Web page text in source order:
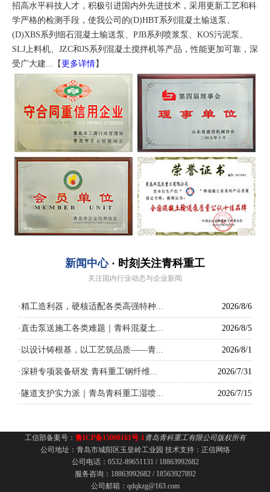
招高水平科技人才，积极引进国内外先进技术，采用更新工艺和科
学严格的检测手段，使我公司的(D)HBT系列混凝土输送泵、
(D)XBS系列细石混凝土输送泵、PJB系列喷浆泵、KOS污泥泵、
SLJ上料机、JZC和JS系列混凝土搅拌机等产品，性能更加可靠，深
受广大建...【 更多详情】
新闻中心· 时刻关注青科重工
关注国内行业动态与企业新闻
2026/8/6
·精工造利器，硬核适配各类高强特种...
2026/8/5
·直击泵送施工各类难题｜青科混凝土...
2026/8/1
· 以设计铸根基，以工艺筑品质——青...
2026/7/31
·深耕专项装备研发 青科重工钢纤维...
2026/7/15
· 隧道支护实力派｜青岛青科重工湿喷...
工信部备案号： 鲁ICP备15008161号-1青岛青科重工有限公司版权所有
公司地址：青岛市城阳区玉皇岭工业园 技术支持： 正信网络
公司电话：0532-89651131 / 18863992682
服务咨询：18863992682 / 18563927892
公司邮箱：qdqkzg@163.com